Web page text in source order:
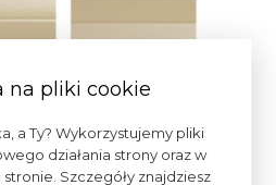
na pliki cookie
a Ty? Wykorzystujemy pliki
działania strony oraz w
Szczegóły znajdziesz